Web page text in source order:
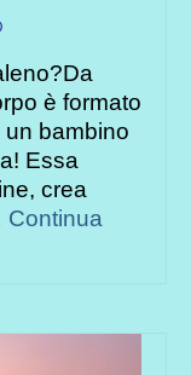
è formato
bambino
Essa
crea
Continua